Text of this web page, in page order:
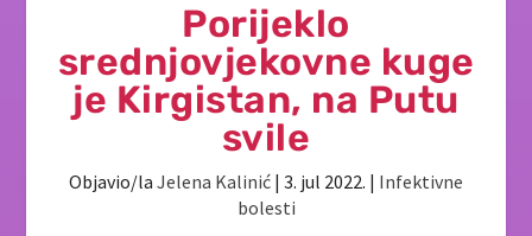
Porijeklo
srednjovjekovne kuge
je Kirgistan, na Putu
svile
Objavio/la Jelena Kalinić | 3. jul 2022. | Infektivne
bolesti